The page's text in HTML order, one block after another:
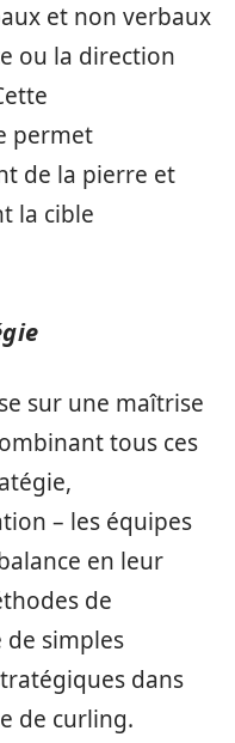
et non verbaux
ou la direction
permet
de la pierre et
la cible
sur une maîtrise
tous ces
– les équipes
en leur
de
de simples
dans
de curling.